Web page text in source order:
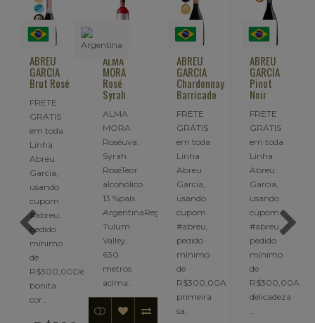
ABREU
GARCIA
Brut Rosé
FRETE
GRÁTIS
em toda
Linha
Abreu
Garcia,
usando
cupom
#abreu,
pedido
mínimo
de
R$300,00De
bonita
cor..
ALMA
MORA
Rosé
Syrah
ALMA
MORA
Roséuva:
Syrah
RoséTeor
alcohólico
13 %país
ArgentinaRegião
Tulum
Valley,
630
metros
acima..
ABREU
GARCIA
Chardonnay
Barricado
FRETE
GRÁTIS
em toda
Linha
Abreu
Garcia,
usando
cupom
#abreu,
pedido
mínimo
de
R$300,00A
primeira
sa..
ABREU
GARCIA
Pinot
Noir
FRETE
GRÁTIS
em toda
Linha
Abreu
Garcia,
usando
cupom
#abreu,
pedido
mínimo
de
R$300,00A
delicadeza